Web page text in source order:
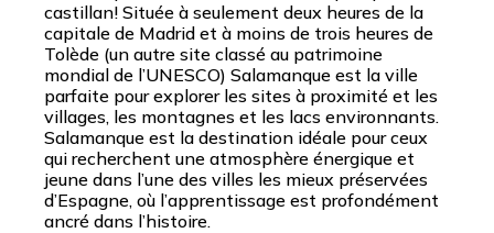
castillan! Située à seulement deux heures de la
capitale de Madrid et à moins de trois heures de
Tolède (un autre site classé au patrimoine
mondial de l’UNESCO) Salamanque est la ville
parfaite pour explorer les sites à proximité et les
villages, les montagnes et les lacs environnants.
Salamanque est la destination idéale pour ceux
qui recherchent une atmosphère énergique et
jeune dans l’une des villes les mieux préservées
d’Espagne, où l’apprentissage est profondément
ancré dans l’histoire.